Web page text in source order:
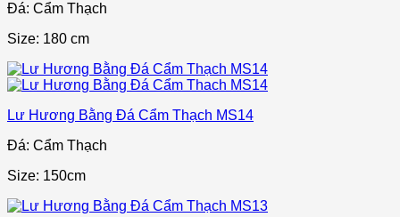
Đá: Cẩm Thạch
Size: 180 cm
Lư Hương Bằng Đá Cẩm Thạch MS14
Đá: Cẩm Thạch
Size: 150cm